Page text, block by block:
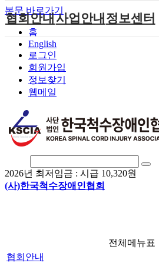
본문 바로가기
홈
English
로그인
회원가입
정보찾기
웹메일
2026년 최저임금 : 시급 10,320원
(사)한국척수장애인협회
협회안내
인사말
연혁
비전
조직도
척수장애란?
정관
찾아오시는길
사업안내
단체지원사업
척수장애인재
활지원센터
척수장애인직
척수재활연구
소
국제 교류/개
발 협력사업
정보센터
전체메뉴표
협회안내